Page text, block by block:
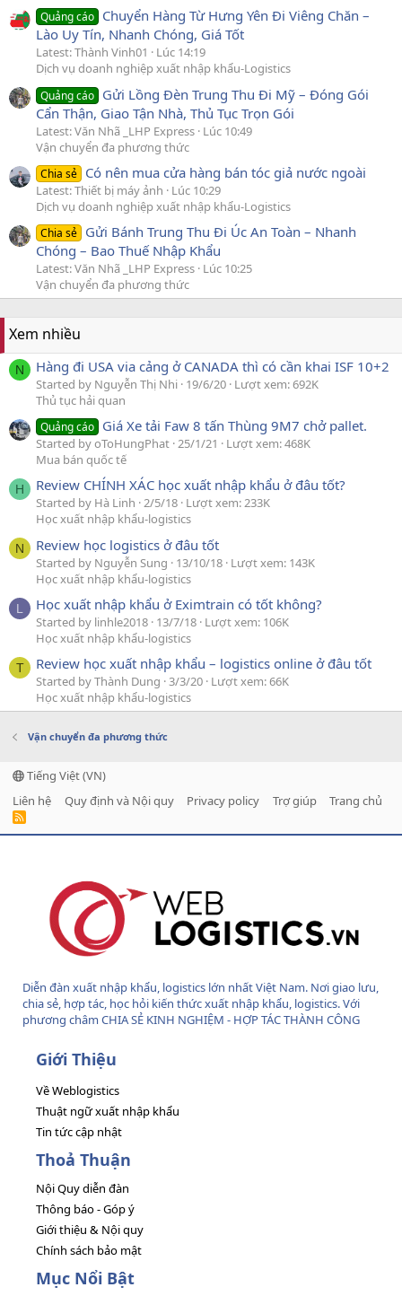
Quảng cáo Chuyển Hàng Từ Hưng Yên Đi Viêng Chăn –
Lào Uy Tín, Nhanh Chóng, Giá Tốt
Latest: Thành Vinh01
Lúc 14:19
Dịch vụ doanh nghiệp xuất nhập khẩu-Logistics
Quảng cáo Gửi Lồng Đèn Trung Thu Đi Mỹ – Đóng Gói
Cẩn Thận, Giao Tận Nhà, Thủ Tục Trọn Gói
Latest: Văn Nhã _LHP Express Lúc 10:49
Vận chuyển đa phương thức
Chia sẻ Có nên mua cửa hàng bán tóc giả nước ngoài
Latest: Thiết bị máy ảnh
Lúc 10:29
Dịch vụ doanh nghiệp xuất nhập khẩu-Logistics
Chia sẻ Gửi Bánh Trung Thu Đi Úc An Toàn – Nhanh
Chóng – Bao Thuế Nhập Khẩu
Latest: Văn Nhã _LHP Express Lúc 10:25
Vận chuyển đa phương thức
Xem nhiều
N Hàng đi USA via cảng ở CANADA thì có cần khai ISF 10+2
Started by Nguyễn Thị Nhi 19/6/20 Lượt xem: 692K
Thủ tục hải quan
Quảng cáo Giá Xe tải Faw 8 tấn Thùng 9M7 chở pallet.
Started by oToHungPhat 25/1/21
Lượt xem: 468K
Mua bán quốc tế
H Review CHÍNH XÁC học xuất nhập khẩu ở đâu tốt?
Started by Hà Linh 2/5/18 Lượt xem: 233K
Học xuất nhập khẩu-logistics
N Review học logistics ở đâu tốt
Started by Nguyễn Sung 13/10/18 Lượt xem: 143K
Học xuất nhập khẩu-logistics
L Học xuất nhập khẩu ở Eximtrain có tốt không?
Started by linhle2018 13/7/18 Lượt xem: 106K
Học xuất nhập khẩu-logistics
T Review học xuất nhập khẩu – logistics online ở đâu tốt
Started by Thành Dung 3/3/20 Lượt xem: 66K
Học xuất nhập khẩu-logistics
Vận chuyển đa phương thức
Tiếng Việt (VN)
Liên hệ
Quy định và Nội quy Privacy policy Trợ giúp Trang chủ
R
Diễn đàn xuất nhập khẩu, logistics lớn nhất Việt Nam. Nơi giao lưu,
chia sẻ, hợp tác, học hỏi kiến thức xuất nhập khẩu, logistics. Với
phương châm CHIA SẺ KINH NGHIỆM - HỢP TÁC THÀNH CÔNG
Giới Thiệu
Về Weblogistics
Thuật ngữ xuất nhập khẩu
Tin tức cập nhật
Thoả Thuận
Nội Quy diễn đàn
Thông báo - Góp ý
Giới thiệu & Nội quy
Chính sách bảo mật
Mục Nổi Bật